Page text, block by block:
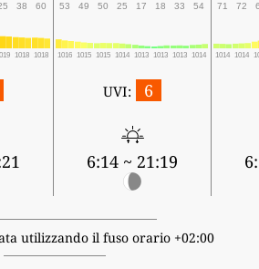
38 60 53 49 50 25 17 18 33 54 71 72
1018 1018 1016 1015 1015 1014 1013 1013 1013 1014 1014 1014
UVI: 6
6:14 ~ 21:19
utilizzando il fuso orario +02:00